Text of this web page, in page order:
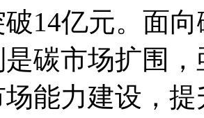
14亿元。面
碳市场扩围
能力建设，